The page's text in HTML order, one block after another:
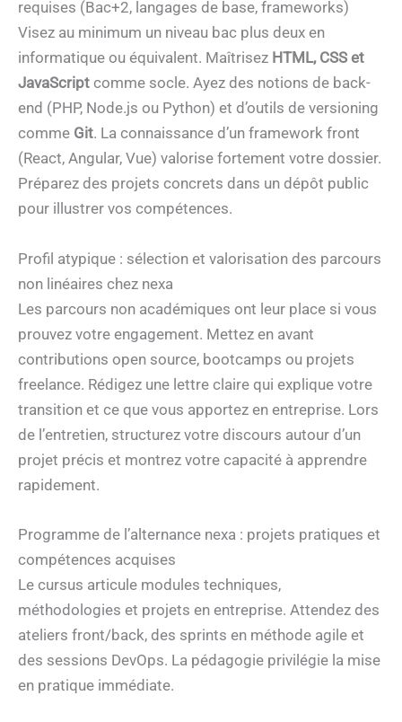
requises (Bac+2, langages de base, frameworks)
Visez au minimum un niveau bac plus deux en
informatique ou équivalent. Maîtrisez HTML, CSS et
JavaScript comme socle. Ayez des notions de back-
end (PHP, Node.js ou Python) et d’outils de versioning
comme Git. La connaissance d’un framework front
(React, Angular, Vue) valorise fortement votre dossier.
Préparez des projets concrets dans un dépôt public
pour illustrer vos compétences.
Profil atypique : sélection et valorisation des parcours
non linéaires chez nexa
Les parcours non académiques ont leur place si vous
prouvez votre engagement. Mettez en avant
contributions open source, bootcamps ou projets
freelance. Rédigez une lettre claire qui explique votre
transition et ce que vous apportez en entreprise. Lors
de l’entretien, structurez votre discours autour d’un
projet précis et montrez votre capacité à apprendre
rapidement.
Programme de l’alternance nexa : projets pratiques et
compétences acquises
Le cursus articule modules techniques,
méthodologies et projets en entreprise. Attendez des
ateliers front/back, des sprints en méthode agile et
des sessions DevOps. La pédagogie privilégie la mise
en pratique immédiate.